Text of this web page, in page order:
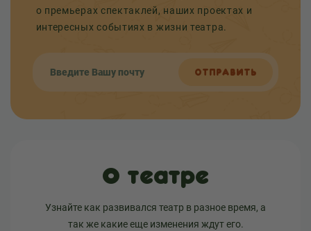
о премьерах спектаклей, наших проектах и
интересных событиях в жизни театра.
ОТПРАВИТЬ
О театре
Узнайте как развивался театр в разное время, а
так же какие еще изменения ждут его.